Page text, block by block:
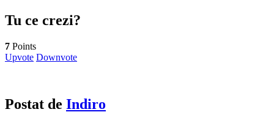
Tu ce crezi?
7 Points
Upvote Downvote
Postat de Indiro